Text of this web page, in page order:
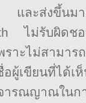
ะส่งขึ้นมา
ไม่รับผิดช
ะไม่สามารถ
ผู้เขียนที่ได้เ
ารณญาณในก